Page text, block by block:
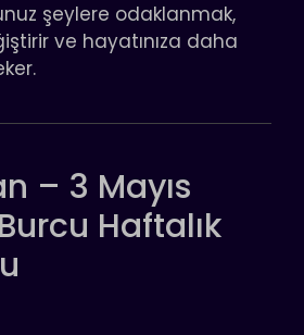
şeylere odaklanmak,
ve hayatınıza daha
– 3 Mayıs
Haftalık